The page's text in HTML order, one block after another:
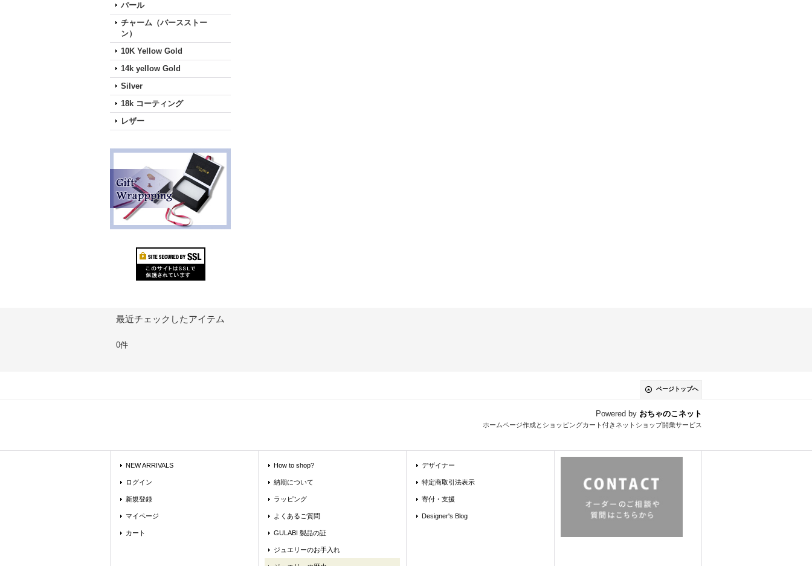
パール
チャーム（バースストー
ン）
10K Yellow Gold
14k yellow Gold
Silver
18k コーティング
レザー
最近チェックしたアイテム
0件
ページトップへ
Powered by おちゃのこネット
ホームページ作成とショッピングカート付きネットショップ開業サービス
NEW ARRIVALS
ログイン
新規登録
マイページ
カート
How to shop?
納期について
ラッピング
よくあるご質問
GULABI 製品の証
ジュエリーのお手入れ
デザイナー
特定商取引法表示
寄付・支援
Designer's Blog